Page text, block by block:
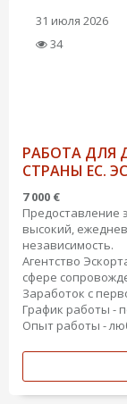
31 июля 2026
34
РАБОТА ДЛЯ
СТРАНЫ ЕС.
7 000 €
Предоставление
высокий,
независимость.
Агентство
сфере
Заработок с
График работы -
Опыт работы -